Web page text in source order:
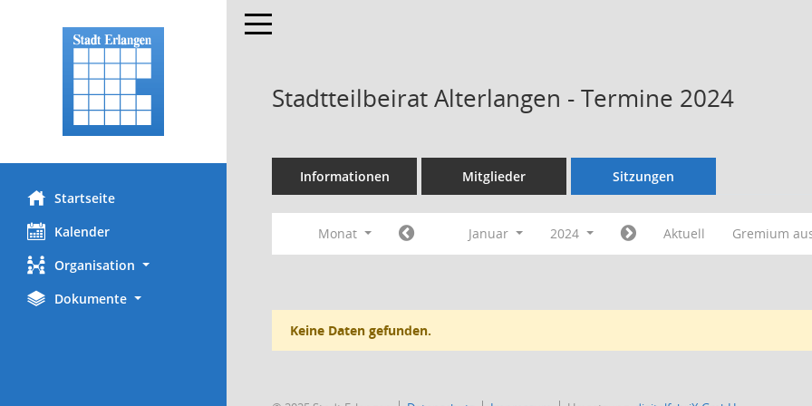
Startseite
Kalender
Organisation
Dokumente
Toggle navigation
Stadtteilbeirat Alterlangen - Termine 2024
Informationen Mitglieder Sitzungen
Monat Januar 2024 Aktuell Gremium
Keine Daten gefunden.